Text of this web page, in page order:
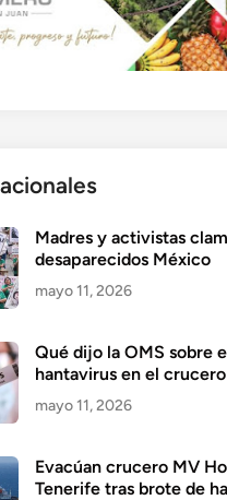
Madres y activistas
desaparecidos México
mayo 11, 2026
Qué dijo la OMS sobre
hantavirus en el
mayo 11, 2026
Evacúan crucero MV
Tenerife tras brote de